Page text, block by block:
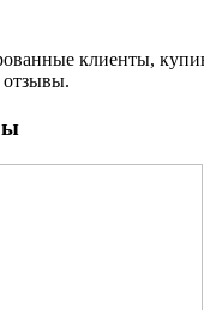
клиенты,
отзывы.